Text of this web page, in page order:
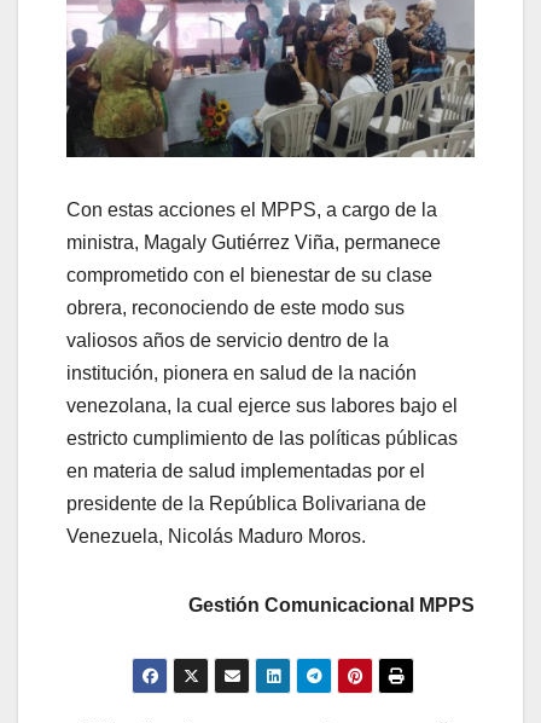
Con estas acciones el MPPS, a cargo de la
ministra, Magaly Gutiérrez Viña, permanece
comprometido con el bienestar de su clase
obrera, reconociendo de este modo sus
valiosos años de servicio dentro de la
institución, pionera en salud de la nación
venezolana, la cual ejerce sus labores bajo el
estricto cumplimiento de las políticas públicas
en materia de salud implementadas por el
presidente de la República Bolivariana de
Venezuela, Nicolás Maduro Moros.
Gestión Comunicacional MPPS